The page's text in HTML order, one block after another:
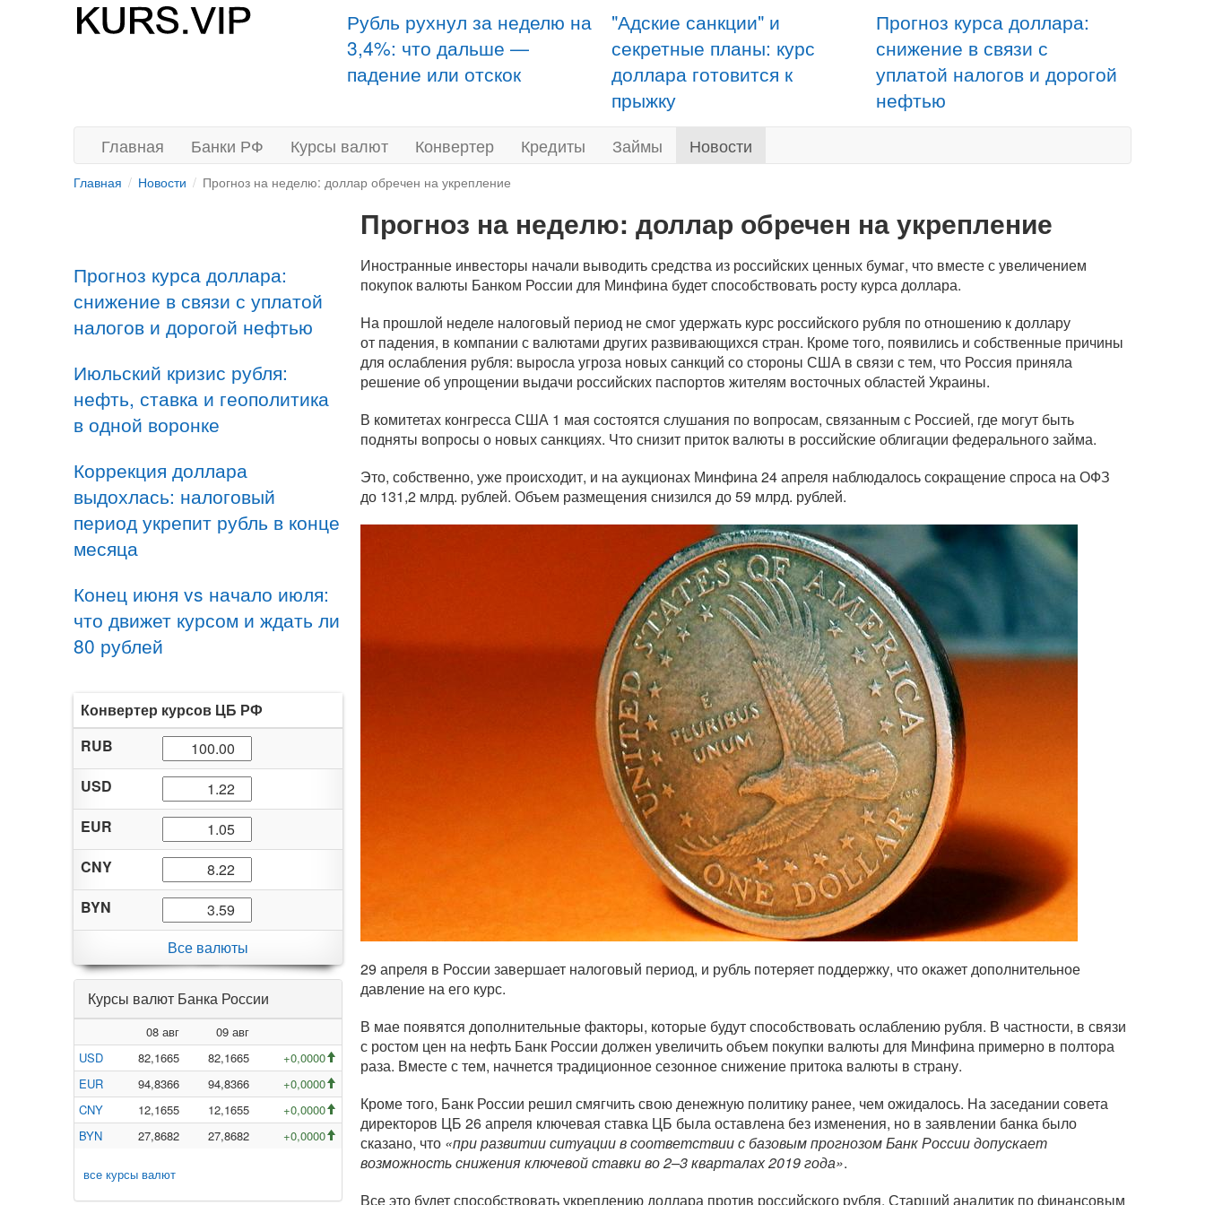
Рубль рухнул за неделю на
3,4%: что дальше —
падение или отскок
"Адские санкции" и
секретные планы: курс
доллара готовится к
прыжку
Прогноз курса доллара:
снижение в связи с
уплатой налогов и дорогой
нефтью
Главная Банки РФ Курсы валют Конвертер Кредиты Займы Новости
Главная Новости Прогноз на неделю: доллар обречен на укрепление
Прогноз курса доллара:
снижение в связи с уплатой
налогов и дорогой нефтью
Июльский кризис рубля:
нефть, ставка и геополитика
в одной воронке
Коррекция доллара
выдохлась: налоговый
период укрепит рубль в конце
месяца
Конец июня vs начало июля:
что движет курсом и ждать ли
80 рублей
Конвертер курсов ЦБ РФ
RUB
USD
EUR
CNY
BYN
Все валюты
Курсы валют Банка России
08 авг
09 авг
USD
82,1665 82,1665
+0,0000
EUR
94,8366 94,8366
+0,0000
CNY
12,1655 12,1655
+0,0000
BYN
27,8682 27,8682 +0,0000
все курсы валют
Прогноз на неделю: доллар обречен на укрепление
Иностранные инвесторы начали выводить средства из российских ценных бумаг, что вместе с увеличением
покупок валюты Банком России для Минфина будет способствовать росту курса доллара.
На прошлой неделе налоговый период не смог удержать курс российского рубля по отношению к доллару
от падения, в компании с валютами других развивающихся стран. Кроме того, появились и собственные причины
для ослабления рубля: выросла угроза новых санкций со стороны США в связи с тем, что Россия приняла
решение об упрощении выдачи российских паспортов жителям восточных областей Украины.
В комитетах конгресса США 1 мая состоятся слушания по вопросам, связанным с Россией, где могут быть
подняты вопросы о новых санкциях. Что снизит приток валюты в российские облигации федерального займа.
Это, собственно, уже происходит, и на аукционах Минфина 24 апреля наблюдалось сокращение спроса на ОФЗ
до 131,2 млрд. рублей. Объем размещения снизился до 59 млрд. рублей.
29 апреля в России завершает налоговый период, и рубль потеряет поддержку, что окажет дополнительное
давление на его курс.
В мае появятся дополнительные факторы, которые будут способствовать ослаблению рубля. В частности, в связи
с ростом цен на нефть Банк России должен увеличить объем покупки валюты для Минфина примерно в полтора
раза. Вместе с тем, начнется традиционное сезонное снижение притока валюты в страну.
Кроме того, Банк России решил смягчить свою денежную политику ранее, чем ожидалось. На заседании совета
директоров ЦБ 26 апреля ключевая ставка ЦБ была оставлена без изменения, но в заявлении банка было
сказано, что «при развитии ситуации в соответствии с базовым прогнозом Банк России допускает
возможность снижения ключевой ставки во 2–3 кварталах 2019 года».
Все это будет способствовать укреплению доллара против российского рубля. Старший аналитик по финансовым